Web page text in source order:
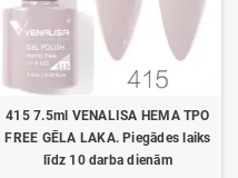
415 7.5ml VENALISA HEMA TPO
FREE GĒLA LAKA. Piegādes laiks
līdz 10 darba dienām